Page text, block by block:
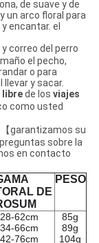
de suave y de
un arco floral para
encantar. el
correo del perro
el pecho,
o para
llevar y sacar.
librede los viajes
como usted
garantizamos su
sobre la
en contacto
DE
PESO
62cm
66cm
76cm
85g
89g
104g